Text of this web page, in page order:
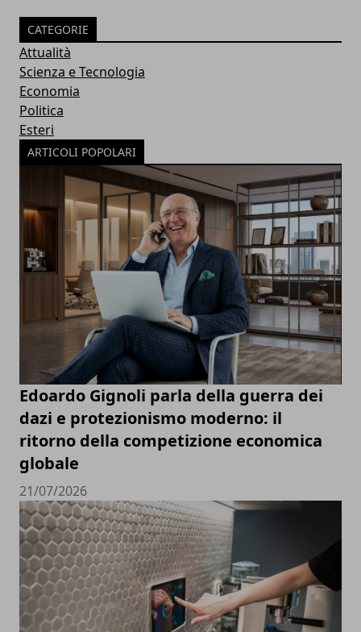
CATEGORIE
Attualità
Scienza e Tecnologia
Economia
Politica
Esteri
ARTICOLI POPOLARI
Edoardo Gignoli parla della guerra dei
dazi e protezionismo moderno: il
ritorno della competizione economica
globale
21/07/2026